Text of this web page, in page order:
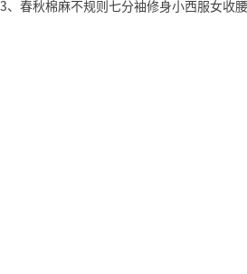
3、春秋棉麻不规则七分袖修身小西服女收